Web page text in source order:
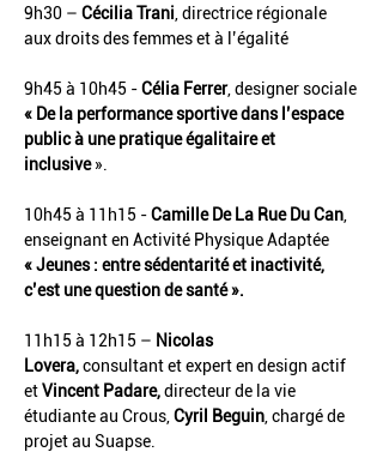
9h30 – Cécilia Trani , directrice régionale
aux droits des femmes et à l’égalité
9h45 à 10h45 - Célia Ferrer, designer sociale
« De la performance sportive dans l’espace
public à une pratique égalitaire et
inclusive ».
10h45 à 11h15 - Camille De La Rue Du Can
enseignant en Activité Physique Adaptée
« Jeunes : entre sédentarité et inactivité,
c’est une question de santé ».
11h15 à 12h15 – Nicolas
Lovera, consultant et expert en design actif
et Vincent Padare, directeur de la vie
étudiante au Crous, Cyril Beguin , chargé de
projet au Suapse.